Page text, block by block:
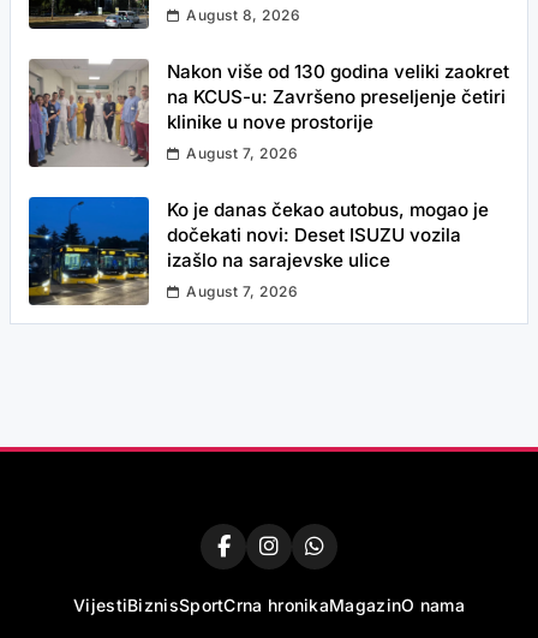
August 8, 2026
Nakon više od 130 godina veliki zaokret
na KCUS-u: Završeno preseljenje četiri
klinike u nove prostorije
August 7, 2026
Ko je danas čekao autobus, mogao je
dočekati novi: Deset ISUZU vozila
izašlo na sarajevske ulice
August 7, 2026
VijestiBiznisSportCrna hronikaMagazinO nama